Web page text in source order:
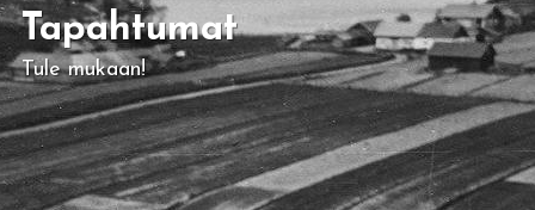
Tapahtumat
Tule mukaan!